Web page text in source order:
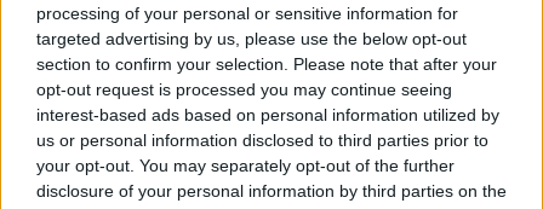
processing of your personal or sensitive information for
targeted advertising by us, please use the below opt-out
section to confirm your selection. Please note that after your
opt-out request is processed you may continue seeing
interest-based ads based on personal information utilized by
us or personal information disclosed to third parties prior to
your opt-out. You may separately opt-out of the further
disclosure of your personal information by third parties on the
Εκτός ελέγχου μεγάλη δασική πυρκαγιά στον Καναδά,
χιλιάδες αναγκάστηκαν να εγκαταλείψουν τις εστίες
τους
09.08.2026, 00:42
Ποιοι μπορεί να είναι οι λόγοι που μια γάτα τινάζεται
στον ύπνο της
09.08.2026, 00:30